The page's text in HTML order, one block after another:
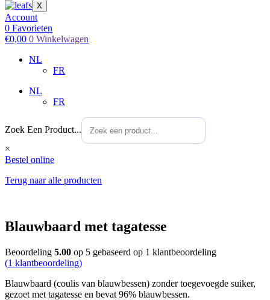
X
Account
0 Favorieten
€0,00 0 Winkelwagen
NL
FR
NL
FR
Zoek Een Product...
×
Bestel online
Terug naar alle producten
Blauwbaard met tagatesse
Beoordeling 5.00 op 5 gebaseerd op 1 klantbeoordeling
(1 klantbeoordeling)
Blauwbaard (coulis van blauwbessen) zonder toegevoegde suiker,
gezoet met tagatesse en bevat 96% blauwbessen.